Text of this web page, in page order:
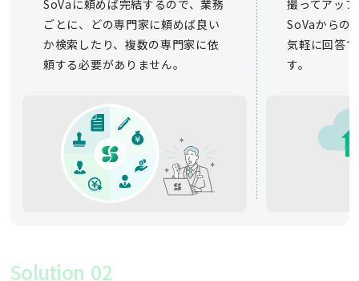
SoVaに頼めば完結するので、業務
ごとに、どの専門家に頼めば良い
か検索したり、複数の専門家に依
頼する必要がありません。
撮ってアッ
SoVaからの
気軽に回答
す。
Solution 02